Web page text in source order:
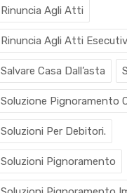
Rinuncia Agli Atti
Rinuncia Agli Atti
Salvare Casa Dall’asta
Soluzione Pignoramento
Soluzioni Per Debitori.
Soluzioni Pignoramento